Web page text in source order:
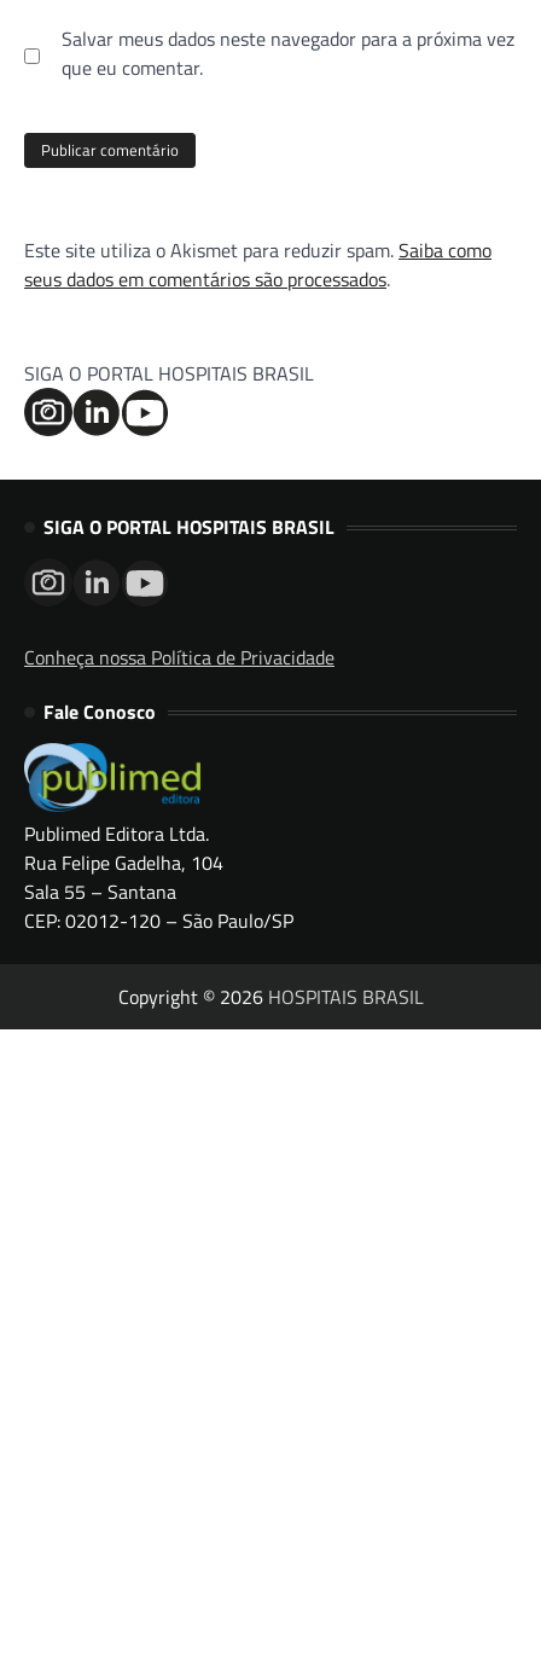
Salvar meus dados neste navegador para a próxima vez
que eu comentar.
Este site utiliza o Akismet para reduzir spam.Saiba como
seus dados em comentários são processados.
SIGA O PORTAL HOSPITAIS BRASIL
SIGA O PORTAL HOSPITAIS BRASIL
Conheça nossa Política de Privacidade
Fale Conosco
Publimed Editora Ltda.
Rua Felipe Gadelha, 104
Sala 55 – Santana
CEP: 02012-120 – São Paulo/SP
Copyright © 2026 HOSPITAIS BRASIL